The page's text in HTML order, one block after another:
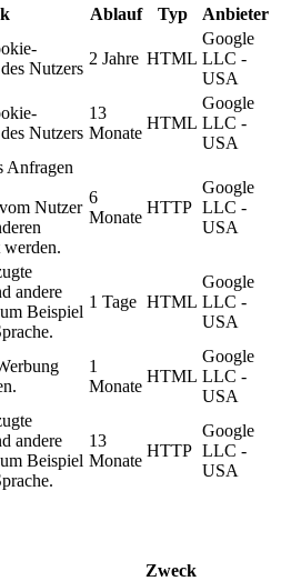
Ablauf Typ Anbieter
Nutzers
2 Jahre HTML
Google
LLC -
USA
Nutzers
13
Monate
HTML
Google
LLC -
USA
Anfragen
Nutzer
werden.
6
Monate
HTTP
Google
LLC -
USA
andere
Beispiel
1 Tage HTML
Google
LLC -
USA
1
Monate
HTML
Google
LLC -
USA
andere
Beispiel
13
Monate
HTTP
Google
LLC -
USA
Zweck